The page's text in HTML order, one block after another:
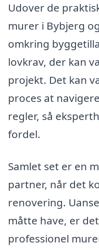
Udover de
murer i Bybjerg
omkring
lovkrav, der kan
projekt. Det kan
proces at
regler, så
fordel.
Samlet set er en
partner, når det
renovering.
måtte have, er
professionel